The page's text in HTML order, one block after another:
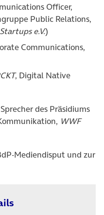
Officer,
Public Relations,
e.V.)
Communications,
, Digital Native
des Präsidiums
WWF
Mediendisput und zur